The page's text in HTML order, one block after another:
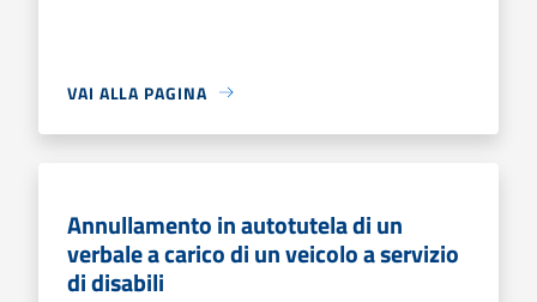
VAI ALLA PAGINA
Annullamento in autotutela di un
verbale a carico di un veicolo a servizio
di disabili